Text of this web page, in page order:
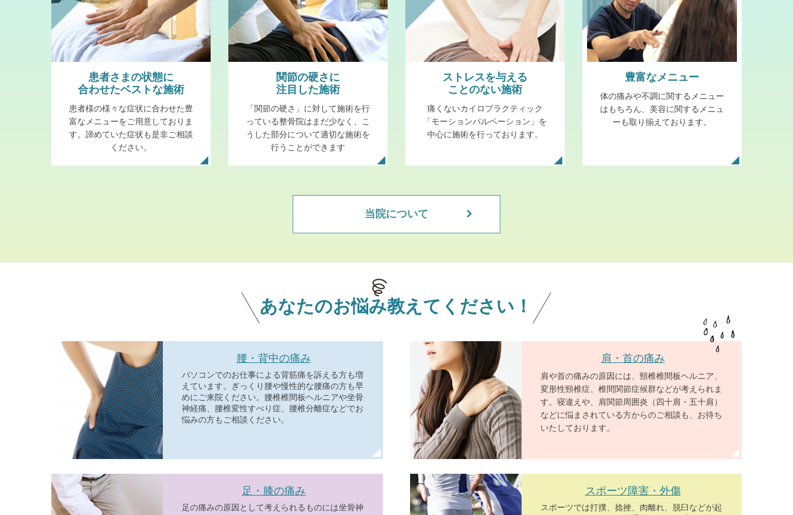
患者さまの状態に
合わせたベストな施術
患者様の様々な症状に合わせた豊
富なメニューをご用意しておりま
す。諦めていた症状も是非ご相談
ください。
関節の硬さに
注目した施術
「関節の硬さ」に対して施術を行
っている整骨院はまだ少なく、こ
うした部分について適切な施術を
行うことができます
ストレスを与える
ことのない施術
痛くないカイロプラクティック
「モーションパルペーション」を
中心に施術を行っております。
豊富なメニュー
体の痛みや不調に関するメニュー
はもちろん、美容に関するメニュ
ーも取り揃えております。
当院について
あなたのお悩み教えてください！
腰・背中の痛み
パソコンでのお仕事による背筋痛を訴える方も増
えています。ぎっくり腰や慢性的な腰痛の方も早
めにご来院ください。腰椎椎間板ヘルニアや坐骨
神経痛、腰椎変性すべり症、腰椎分離症などでお
悩みの方もご相談ください。
肩・首の痛み
肩や首の痛みの原因には、頸椎椎間板ヘルニア、
変形性頸椎症、椎間関節症候群などが考えられま
す。寝違えや、肩関節周囲炎（四十肩・五十肩）
などに悩まされている方からのご相談も、お待ち
いたしております。
足・膝の痛み
足の痛みの原因として考えられるものには坐骨神
スポーツ障害・外傷
スポーツでは打撲、捻挫、肉離れ、脱臼などが起